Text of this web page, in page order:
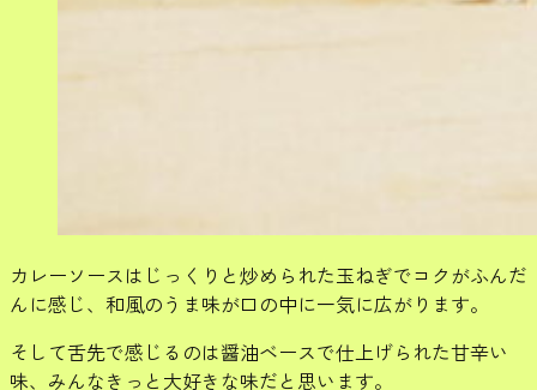
カレーソースはじっくりと炒められた玉ねぎでコクがふんだ
んに感じ、和風のうま味が口の中に一気に広がります。
そして舌先で感じるのは醤油ベースで仕上げられた甘辛い
味、みんなきっと大好きな味だと思います。